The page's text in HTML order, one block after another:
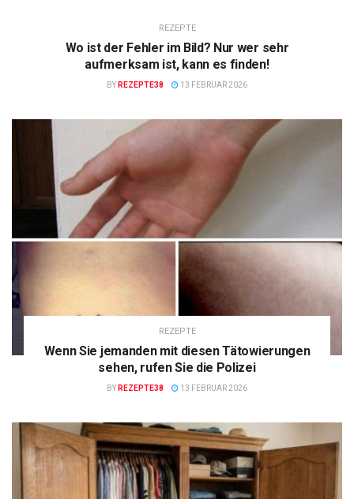
REZEPTE
Wo ist der Fehler im Bild? Nur wer sehr
aufmerksam ist, kann es finden!
BY REZEPTE38 13 FEBRUAR 2026
REZEPTE
Wenn Sie jemanden mit diesen Tätowierungen
sehen, rufen Sie die Polizei
BY REZEPTE38 13 FEBRUAR 2026